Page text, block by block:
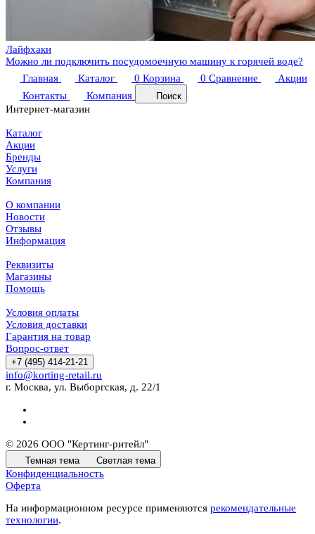
Лайфхаки
Можно ли подключить посудомоечную машину к горячей воде?
Главная
Каталог 0 Корзина 0 Сравнение
Акции
Контакты
Компания Поиск
Интернет-магазин
Каталог
Акции
Бренды
Услуги
Компания
О компании
Новости
Отзывы
Информация
Реквизиты
Магазины
Помощь
Условия оплаты
Условия доставки
Гарантия на товар
Вопрос-ответ
+7 (495) 414-21-21
info@korting-retail.ru
г. Москва, ул. Выборгская, д. 22/1
© 2026 ООО "Кертинг-ритейл"
Темная тема Светлая тема
Конфиденциальность
Оферта
На информационном ресурсе применяются рекомендательные
технологии.